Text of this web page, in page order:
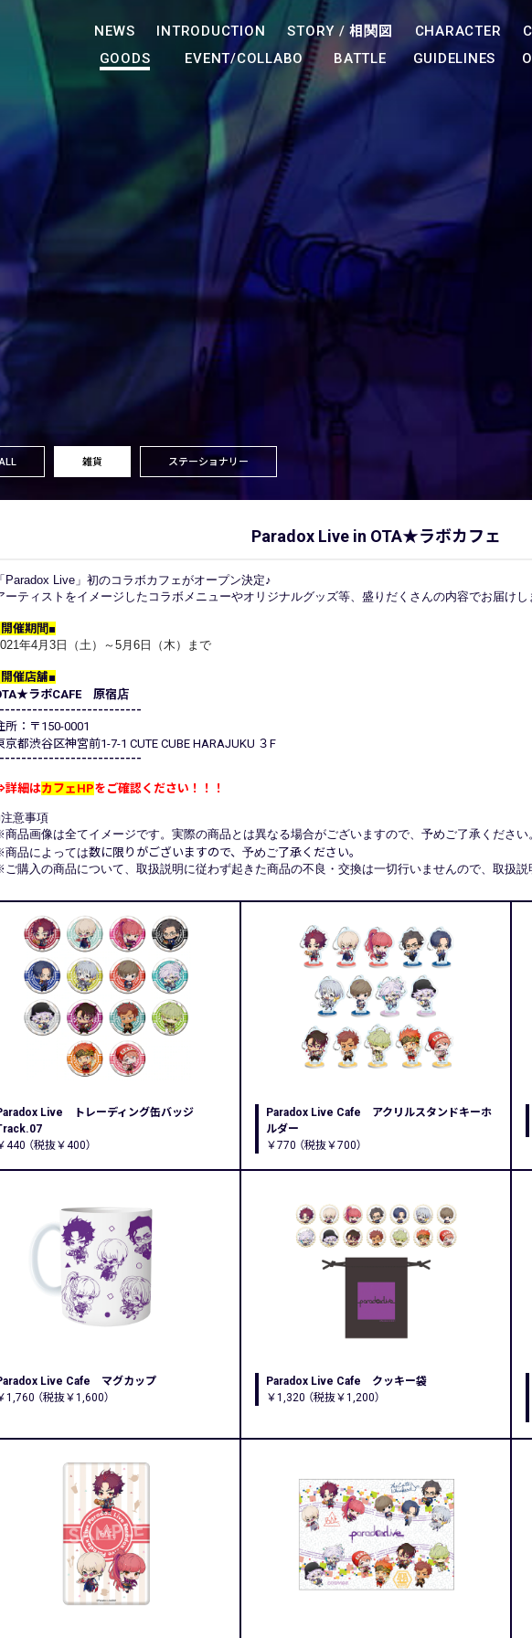
NEWS INTRODUCTION STORY /相関図 CHARACTER
GOODS
EVENT/COLLABO BATTLE GUIDELINES
雑貨 ステーショナリー
Paradox Live in OTA★ラボカフェ
Paradox Live」初のコラボカフェがオープン決定♪
ーティストをイメージしたコラボメニューやオリジナルグッズ等、盛りだくさんの内容でお届けし
催期間■
年4月3日（土）～5月6日（木）まで
催店舗■
ラボCAFE 原宿店
所：〒150-0001
京都渋谷区神宮前1-7-1 CUTE CUBE HARAJUKU ３F
細はカフェHPをご確認ください！！！
意事項
品画像は全てイメージです。実際の商品とは異なる場合がございますので、予めご了承ください
品によっては数に限りがございますので、 予めご了承ください。
購入の商品について、取扱説明に従わず起きた商品の不良・交換は一切行いませんので、取扱説
Live トレーディング缶バッジ
440 （税抜￥400）
Paradox Live Cafe アクリルスタンドキーホ
ルダー
￥770 （税抜￥700）
Live Cafe マグカップ
1,760 （税抜￥1,600）
Paradox Live Cafe クッキー袋
￥1,320 （税抜￥1,200）